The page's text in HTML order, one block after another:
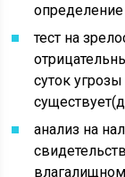
тест на
суток
анализ на